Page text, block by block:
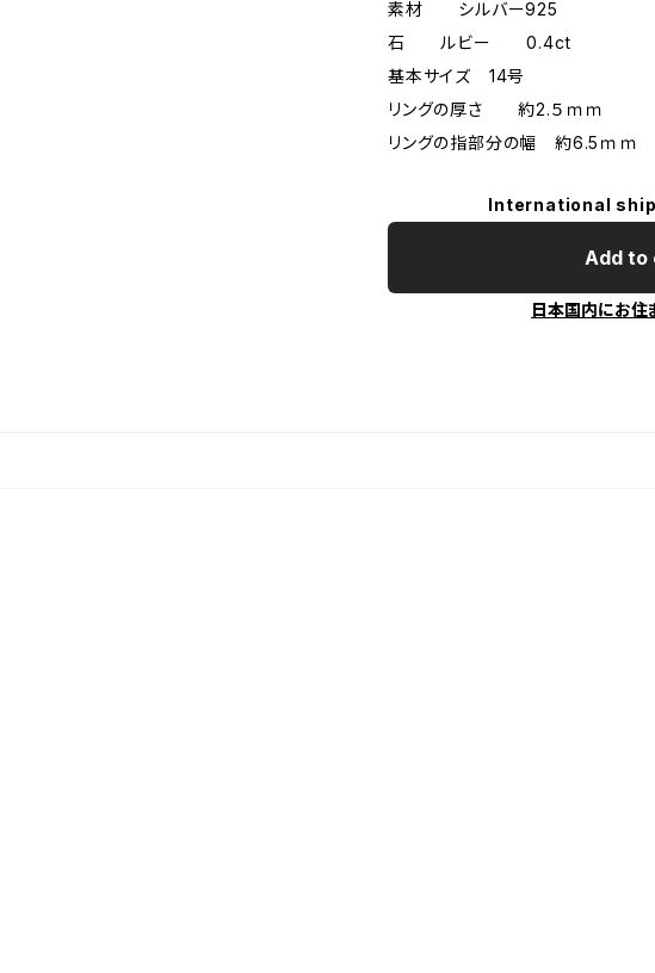
素材 シルバー925
石 ルビー 0.4ct
基本サイズ 14号
リングの厚さ 約2.５ｍｍ
リングの指部分の幅 約6.5ｍｍ
International
Add to
日本国内にお住